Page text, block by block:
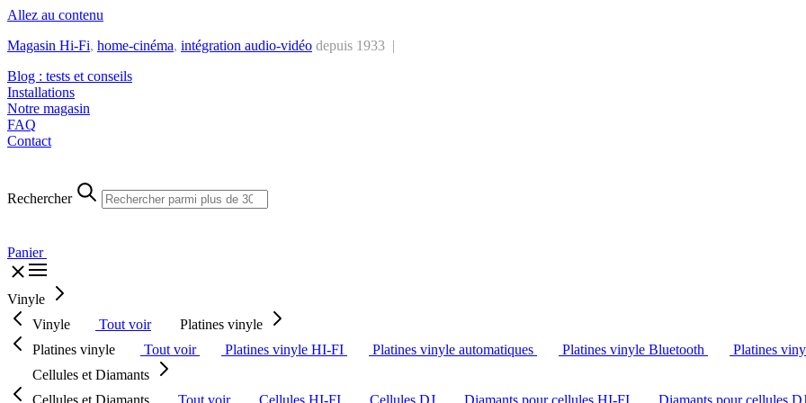
Allez au contenu
Magasin Hi-Fi, home-cinéma, intégration audio-vidéo depuis 1933 |
Blog : tests et conseils
Installations
Notre magasin
FAQ
Contact
Rechercher
Panier
Vinyle
Vinyle
Tout voir
Platines vinyle
Platines vinyle
Tout voir Platines vinyle HI-FI Platines vinyle automatiques Platines vinyle Bluetooth
Platines
Cellules et Diamants
Cellules et Diamants
Tout voir Cellules HI-FI Cellules DJ Diamants pour cellules HI-FI
Diamants pour cellules